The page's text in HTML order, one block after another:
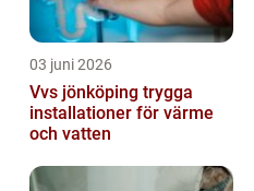
03 juni 2026
Vvs jönköping trygga
installationer för värme
och vatten